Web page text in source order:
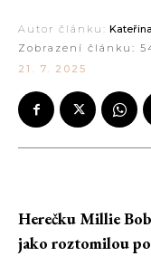
Autor článku:
Zobrazení článku:
21. 7. 2025
Herečku Millie
jako roztomilou